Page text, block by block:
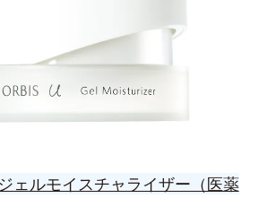
ェルモイスチャライザー（医薬